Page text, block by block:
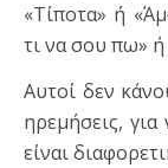
«Τίποτα» ή
τι να σου πω»
Αυτοί δεν
ηρεμήσεις,
είναι